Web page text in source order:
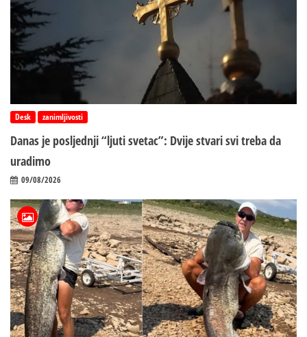
Desk zanimljivosti
Danas je posljednji “ljuti svetac”: Dvije stvari svi treba da
uradimo
09/08/2026